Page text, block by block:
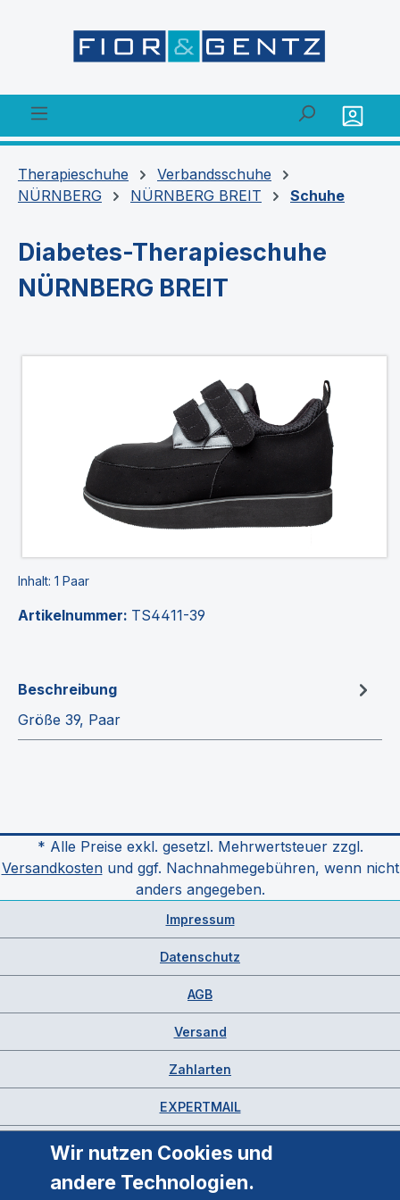
Therapieschuhe
Verbandsschuhe
NÜRNBERG
NÜRNBERG BREIT Schuhe
Diabetes-Therapieschuhe
NÜRNBERG BREIT
Inhalt: 1 Paar
Artikelnummer: TS4411-39
Beschreibung
Größe 39, Paar
* Alle Preise exkl. gesetzl. Mehrwertsteuer zzgl.
Versandkostenund ggf. Nachnahmegebühren, wenn nicht
anders angegeben.
Impressum
Datenschutz
AGB
Versand
Zahlarten
EXPERTMAIL
Wir nutzen Cookies und
andere Technologien.